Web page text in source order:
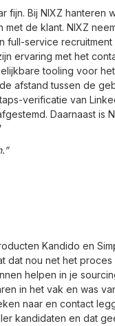
Bij NIXZ hanteren
de klant. NIXZ
full-service
ervaring met het
tooling voor
afstand tussen de
verificatie van
Daarnaast is
Kandido en
dat nou net het proces
helpen in je
in het vak en was
naar en contact
kandidaten en dat